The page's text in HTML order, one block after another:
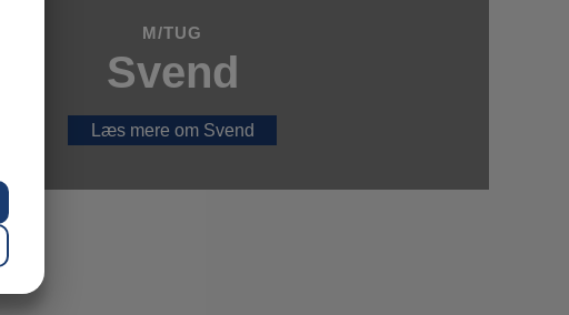
M/TUG
Svend
Læs mere om Svend